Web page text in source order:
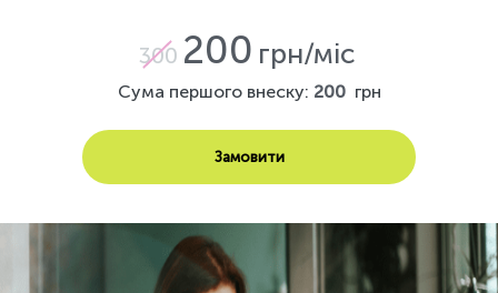
300 200 грн/міс
Сума першого внеску: 200 грн